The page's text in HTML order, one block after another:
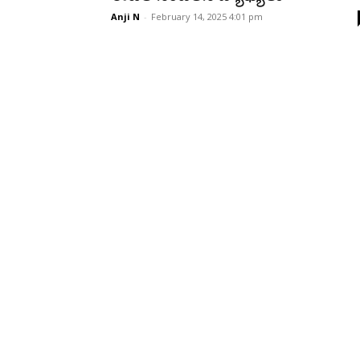
Anji N - February 14, 2025 4:01 pm